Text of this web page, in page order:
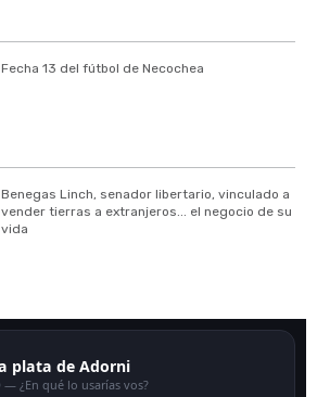
Fecha 13 del fútbol de Necochea
Benegas Linch, senador libertario, vinculado a
vender tierras a extranjeros... el negocio de su
vida